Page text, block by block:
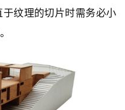
纹理的切片时需务必小